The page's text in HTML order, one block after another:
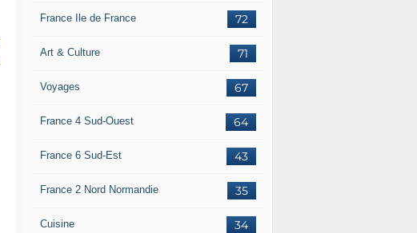
72
France Ile de France
71
Art & Culture
67
Voyages
64
France 4 Sud-Ouest
43
France 6 Sud-Est
35
France 2 Nord Normandie
34
Cuisine